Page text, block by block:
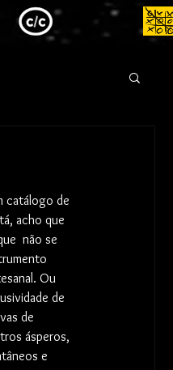
catálogo de
acho que
não se
Ou
de
de
ásperos,
e